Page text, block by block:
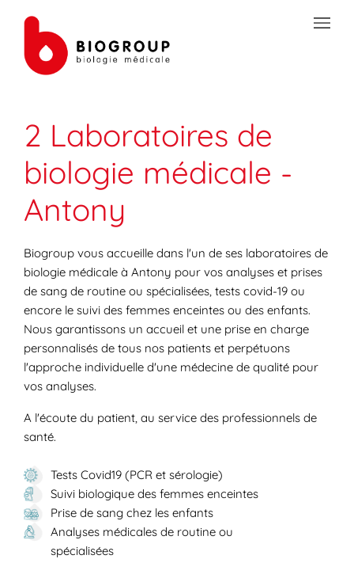
PRÉPAREZ VOS ANALYSES
LES SPÉCIALITÉS DE LA BIOLOGIE
VOTRE ESPACE PATIENT
2 Laboratoires de
biologie médicale -
Antony
Biogroup vous accueille dans l'un de ses laboratoires de
biologie médicale à Antony pour vos analyses et prises
de sang de routine ou spécialisées, tests covid-19 ou
encore le suivi des femmes enceintes ou des enfants.
Nous garantissons un accueil et une prise en charge
personnalisés de tous nos patients et perpétuons
l'approche individuelle d'une médecine de qualité pour
vos analyses.
A l'écoute du patient, au service des professionnels de
santé.
Tests Covid19 (PCR et sérologie)
Suivi biologique des femmes enceintes
Prise de sang chez les enfants
Analyses médicales de routine ou
spécialisées